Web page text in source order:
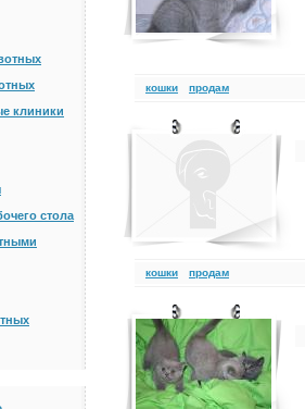
клиники
стола
кошки продам
кошки продам